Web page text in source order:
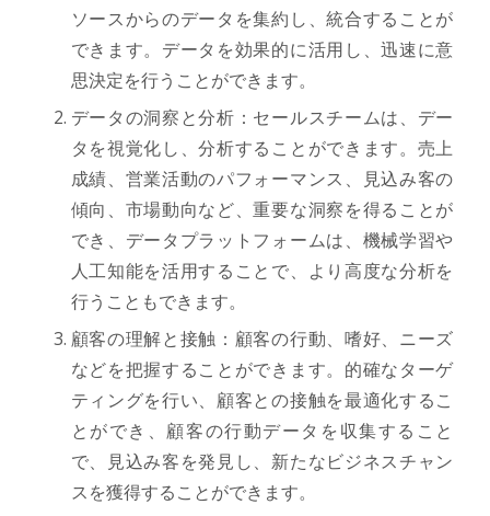
ソースからのデータを集約し、統合することが
できます。データを効果的に活用し、迅速に意
思決定を行うことができます。
データの洞察と分析：セールスチームは、デー
タを視覚化し、分析することができます。売上
成績、営業活動のパフォーマンス、見込み客の
傾向、市場動向など、重要な洞察を得ることが
でき、データプラットフォームは、機械学習や
人工知能を活用することで、より高度な分析を
行うこともできます。
顧客の理解と接触：顧客の行動、嗜好、ニーズ
などを把握することができます。的確なターゲ
ティングを行い、顧客との接触を最適化するこ
とができ、顧客の行動データを収集すること
で、見込み客を発見し、新たなビジネスチャン
スを獲得することができます。